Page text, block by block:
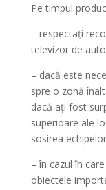
Pe timpul
– respectaţi
televizor de
– dacă este
spre o zonă
dacă aţi fost
superioare ale
sosirea
– în cazul în
obiectele